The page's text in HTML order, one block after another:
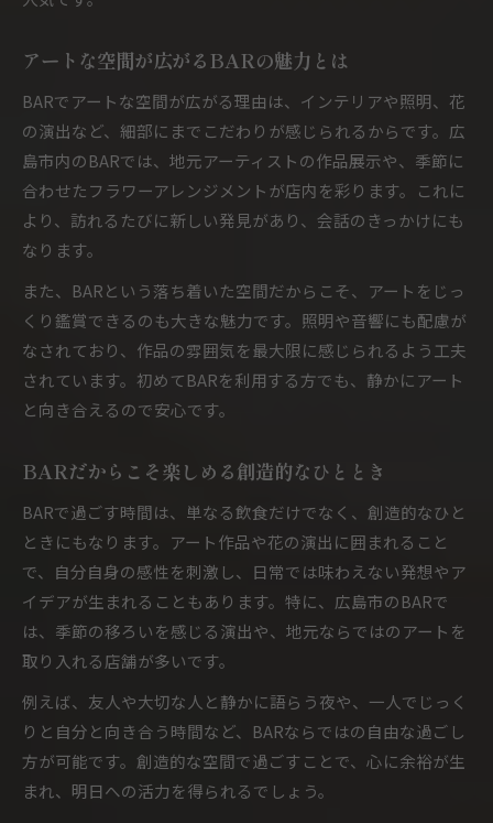
BARで極上の夜を過ごすアートの力とは
会員制BARの特別なアート空間に心酔うひととき
会員制BARの特別感とアート空間の魅力解説
BAR会員権が叶える非日常とアートの体験
心酔するBARアート空間の秘密に迫る体験談
会員制BARならではのアート演出を楽しむ方法
アートなBARで叶う大人の癒し時間とは
BARで楽しむ大人のためのアート空間体験
アートなBARが生む癒し時間の魅力を解説
BARとアートの調和がもたらす大人の余裕
BARアートで心満たされる癒しの過ごし方
アートな空間が広がるBARの魅力とは
BARでアートな空間が広がる理由は、インテリアや照明、花
の演出など、細部にまでこだわりが感じられるからです。広
島市内のBARでは、地元アーティストの作品展示や、季節に
合わせたフラワーアレンジメントが店内を彩ります。これに
より、訪れるたびに新しい発見があり、会話のきっかけにも
なります。
また、BARという落ち着いた空間だからこそ、アートをじっ
くり鑑賞できるのも大きな魅力です。照明や音響にも配慮が
なされており、作品の雰囲気を最大限に感じられるよう工夫
されています。初めてBARを利用する方でも、静かにアート
と向き合えるので安心です。
BARだからこそ楽しめる創造的なひととき
BARで過ごす時間は、単なる飲食だけでなく、創造的なひと
ときにもなります。アート作品や花の演出に囲まれること
で、自分自身の感性を刺激し、日常では味わえない発想やア
イデアが生まれることもあります。特に、広島市のBARで
は、季節の移ろいを感じる演出や、地元ならではのアートを
取り入れる店舗が多いです。
例えば、友人や大切な人と静かに語らう夜や、一人でじっく
りと自分と向き合う時間など、BARならではの自由な過ごし
方が可能です。創造的な空間で過ごすことで、心に余裕が生
まれ、明日への活力を得られるでしょう。